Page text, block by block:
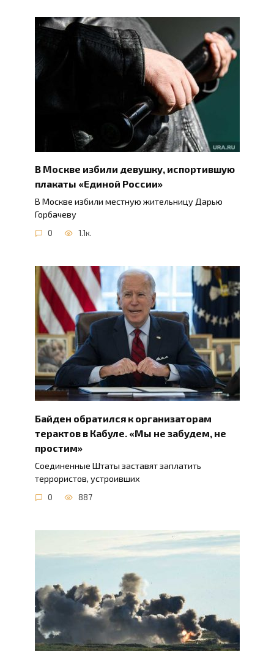
В Москве избили девушку, испортившую
плакаты «Единой России»
В Москве избили местную жительницу Дарью
Горбачеву
0 1.1к.
Байден обратился к организаторам
терактов в Кабуле. «Мы не забудем, не
простим»
Соединенные Штаты заставят заплатить
террористов, устроивших
0 887